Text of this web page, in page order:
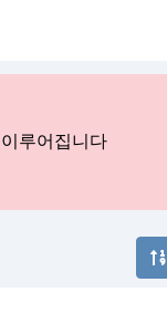
루어집니다